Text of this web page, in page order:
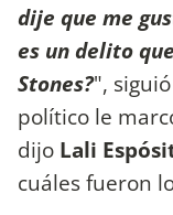
dije que me
es un delito
Stones?", siguió
político le
dijo Lali
cuáles fueron